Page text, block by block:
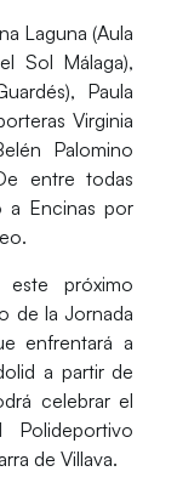
Laguna (Aula
Sol Málaga),
Paula
Virginia
Palomino
entre todas
a Encinaspor
próximo
de laJornada
enfrentará a
a partir de
celebrar el
Polideportivo
de Villava.